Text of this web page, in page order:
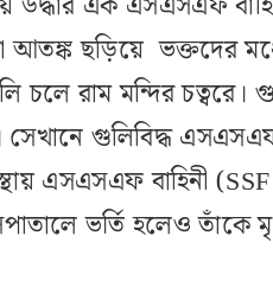
ছড়িয়ে ভক্তদের
চলে রাম মন্দির
সেখানে গুলিবিদ্ধ
এসএসএফ বাহিনী
ভর্তি হলেও